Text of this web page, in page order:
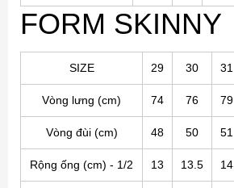
FORM SKINNY
SIZE 29 30 31
Vòng lưng (cm) 74 76 79
Vòng đùi (cm) 48 50 51
Rộng ống (cm) - 1/2 13 13.5 14